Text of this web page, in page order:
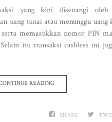
yang kini disenangi
uang tunai atau menunggu uang
memasukkan nomor PIN
itu transaksi cashless ini
READING
SHARE